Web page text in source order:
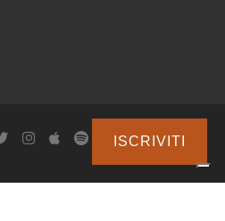
ISCRIVITI